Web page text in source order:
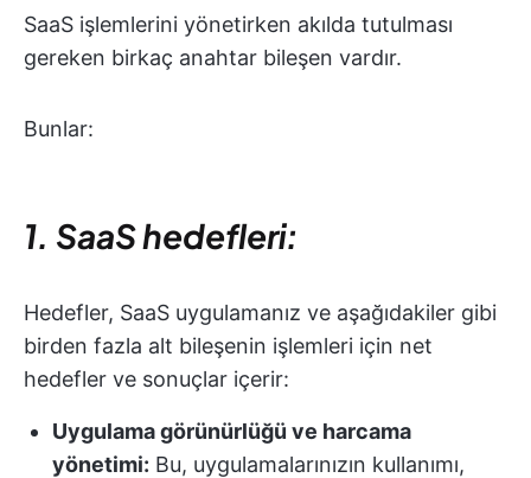
SaaS işlemlerini yönetirken akılda tutulması
gereken birkaç anahtar bileşen vardır.
Bunlar:
1. SaaS hedefleri:
Hedefler, SaaS uygulamanız ve aşağıdakiler gibi
birden fazla alt bileşenin işlemleri için net
hedefler ve sonuçlar içerir:
Uygulama görünürlüğü ve harcama
yönetimi: Bu, uygulamalarınızın kullanımı,